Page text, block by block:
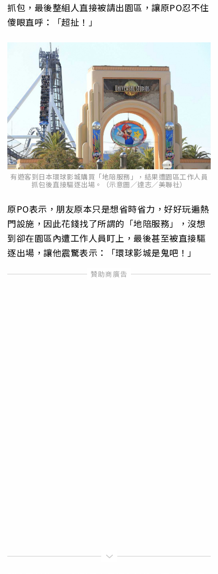
抓包，最後整組人直接被請出園區，讓原PO忍不住
傻眼直呼：「超扯！」
有遊客到日本環球影城購買「地陪服務」，結果遭園區工作人員
抓包後直接驅逐出場。（示意圖／達志／美聯社）
原PO表示，朋友原本只是想省時省力，好好玩遍熱
門設施，因此花錢找了所謂的「地陪服務」，沒想
到卻在園區內遭工作人員盯上，最後甚至被直接驅
逐出場，讓他震驚表示：「環球影城是鬼吧！」